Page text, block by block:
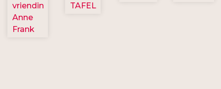
vriendin
Anne
Frank
TAFEL